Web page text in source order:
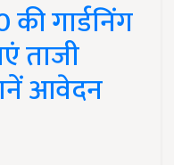
गार्डनिंग
ताजी
आवेदन